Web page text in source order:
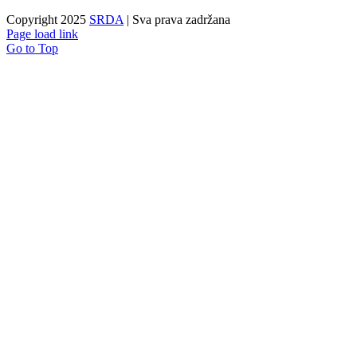
Copyright 2025 SRDA | Sva prava zadržana
Page load link
Go to Top